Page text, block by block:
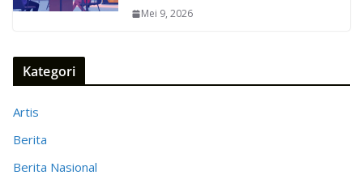
Mei 9, 2026
Kategori
Artis
Berita
Berita Nasional